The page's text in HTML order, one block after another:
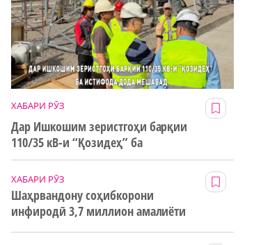
ХАБАРИ РӮЗ
Дар Ишкошим зеристгоҳи барқии
110/35 кВ-и “Қозидеҳ” ба
истифода дода мешавад
ХАБАРИ РӮЗ
Шаҳрвандону соҳибкорони
инфиродӣ 3,7 миллион амалиёти